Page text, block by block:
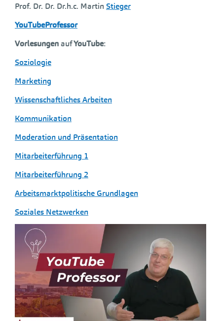
Prof. Dr. Dr. Dr.h.c. Martin Stieger
YouTubeProfessor
VorlesungenaufYouTube:
Soziologie
Marketing
Wissenschaftliches Arbeiten
Kommunikation
Moderation und Präsentation
Mitarbeiterführung 1
Mitarbeiterführung 2
Arbeitsmarktpolitische Grundlagen
Soziales Netzwerken